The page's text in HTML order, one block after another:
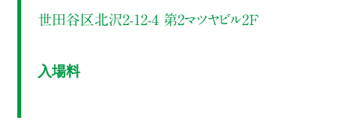
世田谷区北沢2-12-4 第2マツヤビル2F
入場料